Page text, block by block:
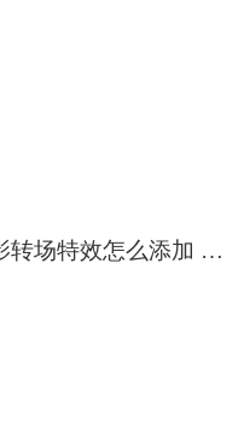
会声会影转场特效怎么添加 会声会影转场速度太快怎么调整